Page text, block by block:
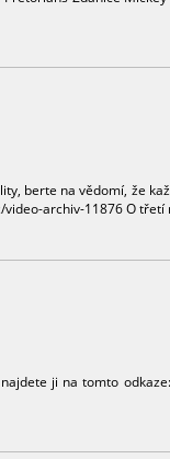
berte na vědomí, že
archiv-11876 O třetí
ji na tomto